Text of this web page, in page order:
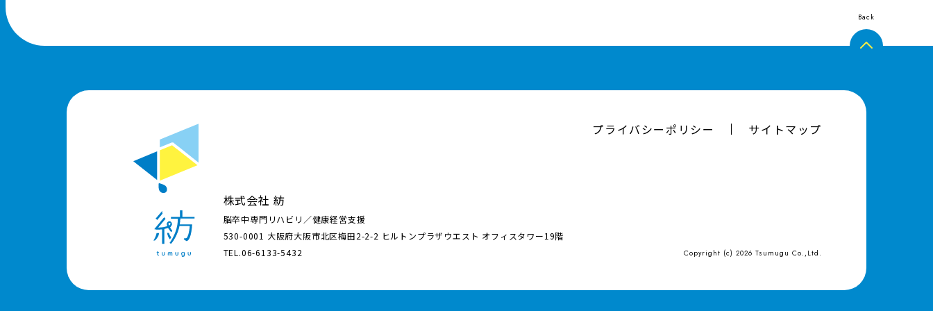
Back
株式会社 紡
脳卒中専門リハビリ／健康経営支援
530-0001 大阪府大阪市北区梅田2-2-2 ヒルトンプラザウエスト オフィスタワー19階
TEL.06-6133-5432
プライバシーポリシー サイトマップ
Copyright (c) 2026 Tsumugu Co.,Ltd.